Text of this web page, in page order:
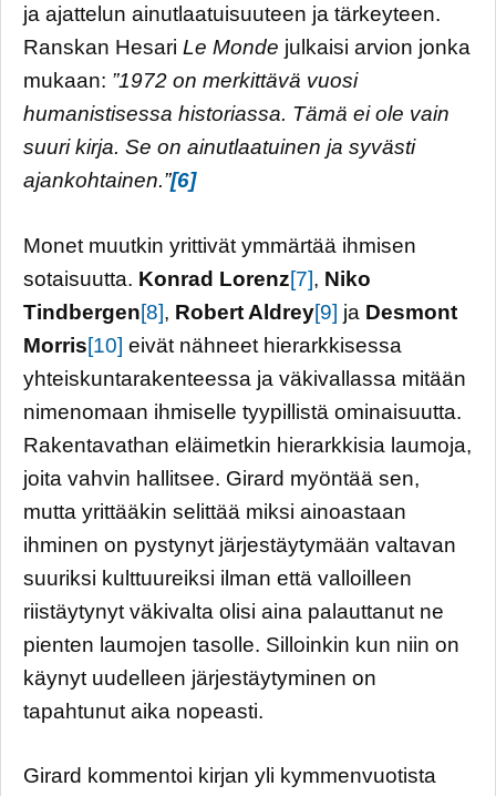
ja ajattelun ainutlaatuisuuteen ja tärkeyteen.
Ranskan Hesari Le Monde julkaisi arvion jonka
mukaan: ”1972 on merkittävä vuosi
humanistisessa historiassa. Tämä ei ole vain
suuri kirja. Se on ainutlaatuinen ja syvästi
ajankohtainen.”[6]
Monet muutkin yrittivät ymmärtää ihmisen
sotaisuutta. Konrad Lorenz[7], Niko
Tindbergen[8], Robert Aldrey[9] ja Desmont
Morris[10] eivät nähneet hierarkkisessa
yhteiskuntarakenteessa ja väkivallassa mitään
nimenomaan ihmiselle tyypillistä ominaisuutta.
Rakentavathan eläimetkin hierarkkisia laumoja,
joita vahvin hallitsee. Girard myöntää sen,
mutta yrittääkin selittää miksi ainoastaan
ihminen on pystynyt järjestäytymään valtavan
suuriksi kulttuureiksi ilman että valloilleen
riistäytynyt väkivalta olisi aina palauttanut ne
pienten laumojen tasolle. Silloinkin kun niin on
käynyt uudelleen järjestäytyminen on
tapahtunut aika nopeasti.
Girard kommentoi kirjan yli kymmenvuotista